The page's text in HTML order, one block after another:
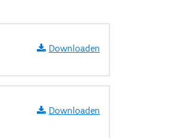
Downloaden
Downloaden